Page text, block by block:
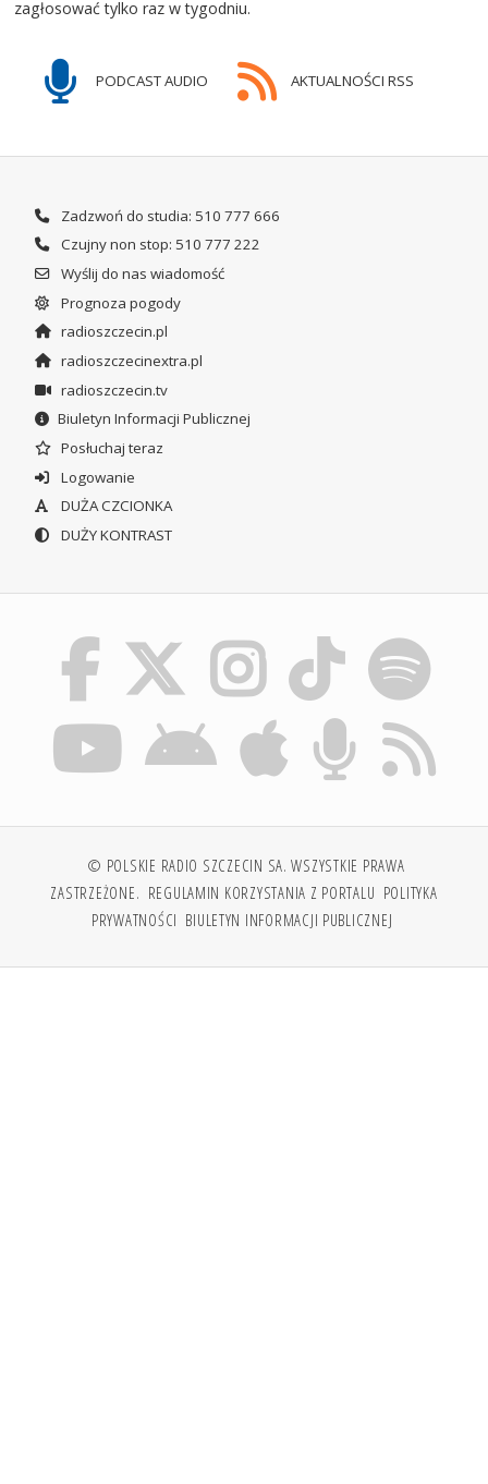
zagłosować tylko raz w tygodniu.
PODCAST AUDIO AKTUALNOŚCI RSS
Zadzwoń do studia: 510 777 666
Czujny non stop: 510 777 222
Wyślij do nas wiadomość
Prognoza pogody
radioszczecin.pl
radioszczecinextra.pl
radioszczecin.tv
Biuletyn Informacji Publicznej
Posłuchaj teraz
Logowanie
DUŻA CZCIONKA
DUŻY KONTRAST
© POLSKIE RADIO SZCZECIN SA. WSZYSTKIE PRAWA
ZASTRZEŻONE. REGULAMIN KORZYSTANIA Z PORTALU POLITYKA
PRYWATNOŚCI BIULETYN INFORMACJI PUBLICZNEJ